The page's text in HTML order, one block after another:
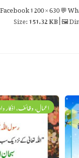
1200 × 630💬
151.32 KB| 🖼
اعمال، وظائف، اذکار